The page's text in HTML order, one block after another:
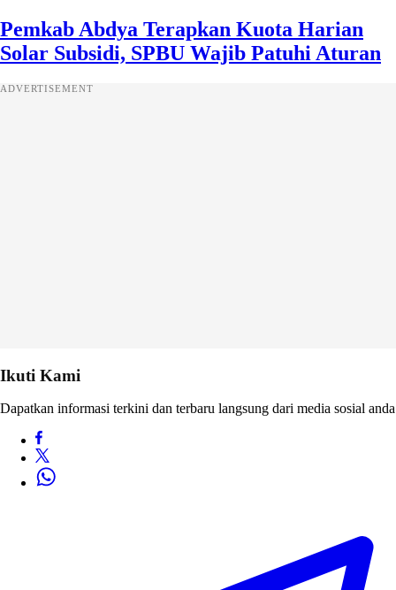
Pemkab Abdya Terapkan Kuota Harian
Solar Subsidi, SPBU Wajib Patuhi Aturan
ADVERTISEMENT
Ikuti Kami
Dapatkan informasi terkini dan terbaru langsung dari media sosial anda